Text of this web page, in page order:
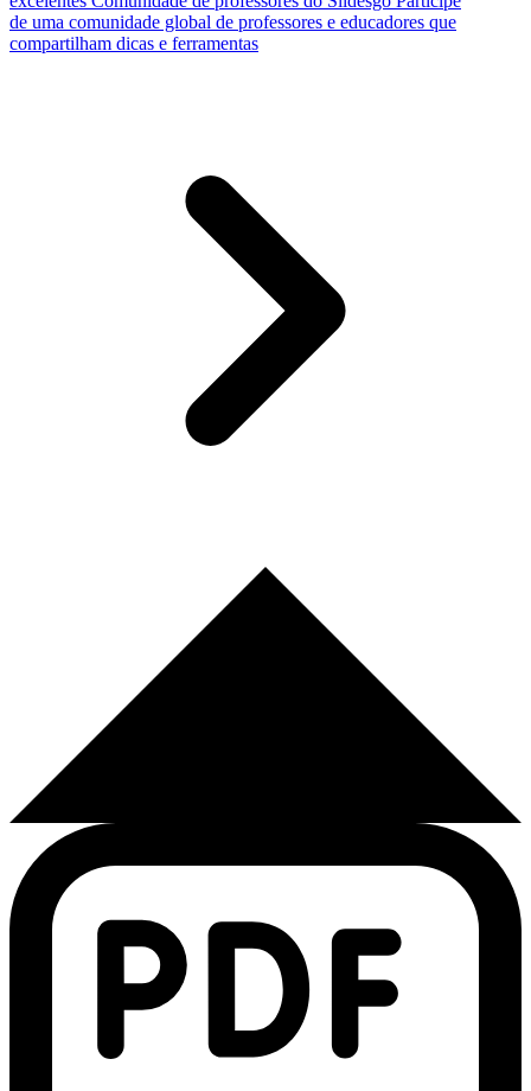
de uma comunidade global de professores e educadores que
compartilham dicas e ferramentas